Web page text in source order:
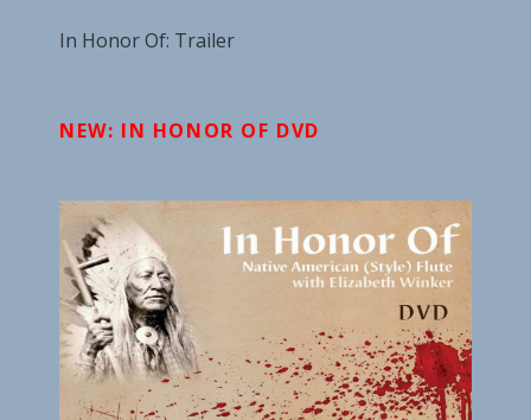
In Honor Of: Trailer
NEW: IN HONOR OF DVD